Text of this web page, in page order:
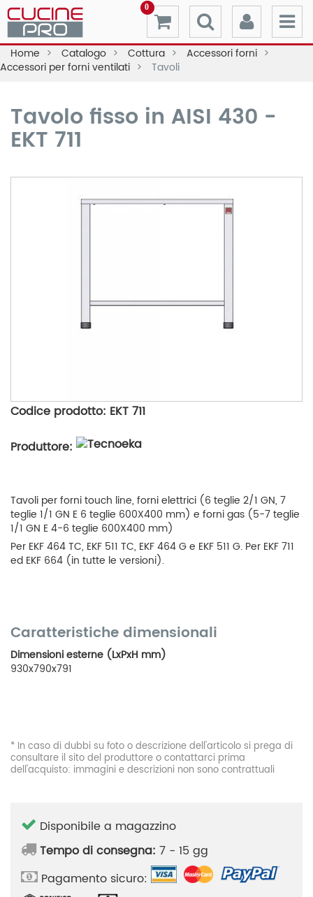
0
Home Catalogo Cottura
Accessori forni
Accessori per forni ventilati
Tavoli
Tavolo fisso in AISI 430 -
EKT 711
Codice prodotto: EKT 711
Produttore:
Tavoli per forni touch line, forni elettrici (6 teglie 2/1 GN, 7
teglie 1/1 GN E 6 teglie 600X400 mm) e forni gas (5-7 teglie
1/1 GN E 4-6 teglie 600X400 mm)
Per EKF 464 TC, EKF 511 TC, EKF 464 G e EKF 511 G. Per EKF 711
ed EKF 664 (in tutte le versioni).
Caratteristiche dimensionali
Dimensioni esterne (LxPxH mm)
930x790x791
* In caso di dubbi su foto o descrizione dell'articolo si prega di
consultare il sito del produttore o contattarci prima
dell'acquisto: immagini e descrizioni non sono contrattuali
Disponibile a magazzino
Tempo di consegna: 7 - 15 gg
Pagamento sicuro: